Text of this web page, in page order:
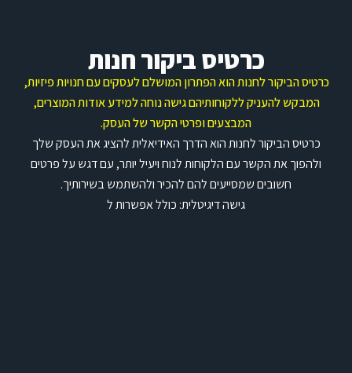
כרטיס ביקור חנות
כרטיס הביקור לחנות הוא הפתרון המושלם לעסקים עם חנויות פיזיות,
המבקש להעניק ללקוחותיהם גישה נוחה למידע אודות המוצרים,
המבצעים ופרטי הקשר של העסק.
כרטיס הביקור לחנות הוא הדרך האידיאלית להציג את העסק שלך
ולהפוך את הקשר עם הלקוחות לנוח ויעיל יותר, עם דגש על פרטים
חשובים שמסייעים להם להכיר ולהשתמש בשירותיך.
גישה דיגיטלית: כולל אפשרות ל